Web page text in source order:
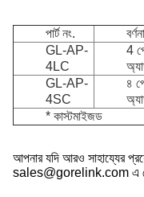
পার্ট নং.
বর্ণনা
GL-AP-
4LC
4
GL-AP-
4SC
৪
* কাস্টমাইজড
আপনার যদি আরও সাহায্যের
sales@gorelink.com এ